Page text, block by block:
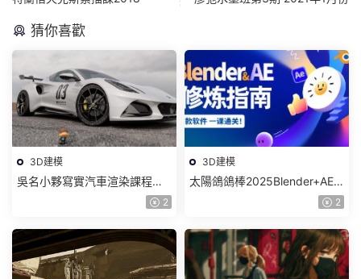
猜你喜歡
3D建模
吳名小夥寫實汽車渲染課程
2025年結課C4D+OC【畫質高
2
3D建模
太陽鴿鴿棒2025Blender+AE
超級修煉指南【畫質高清有部2